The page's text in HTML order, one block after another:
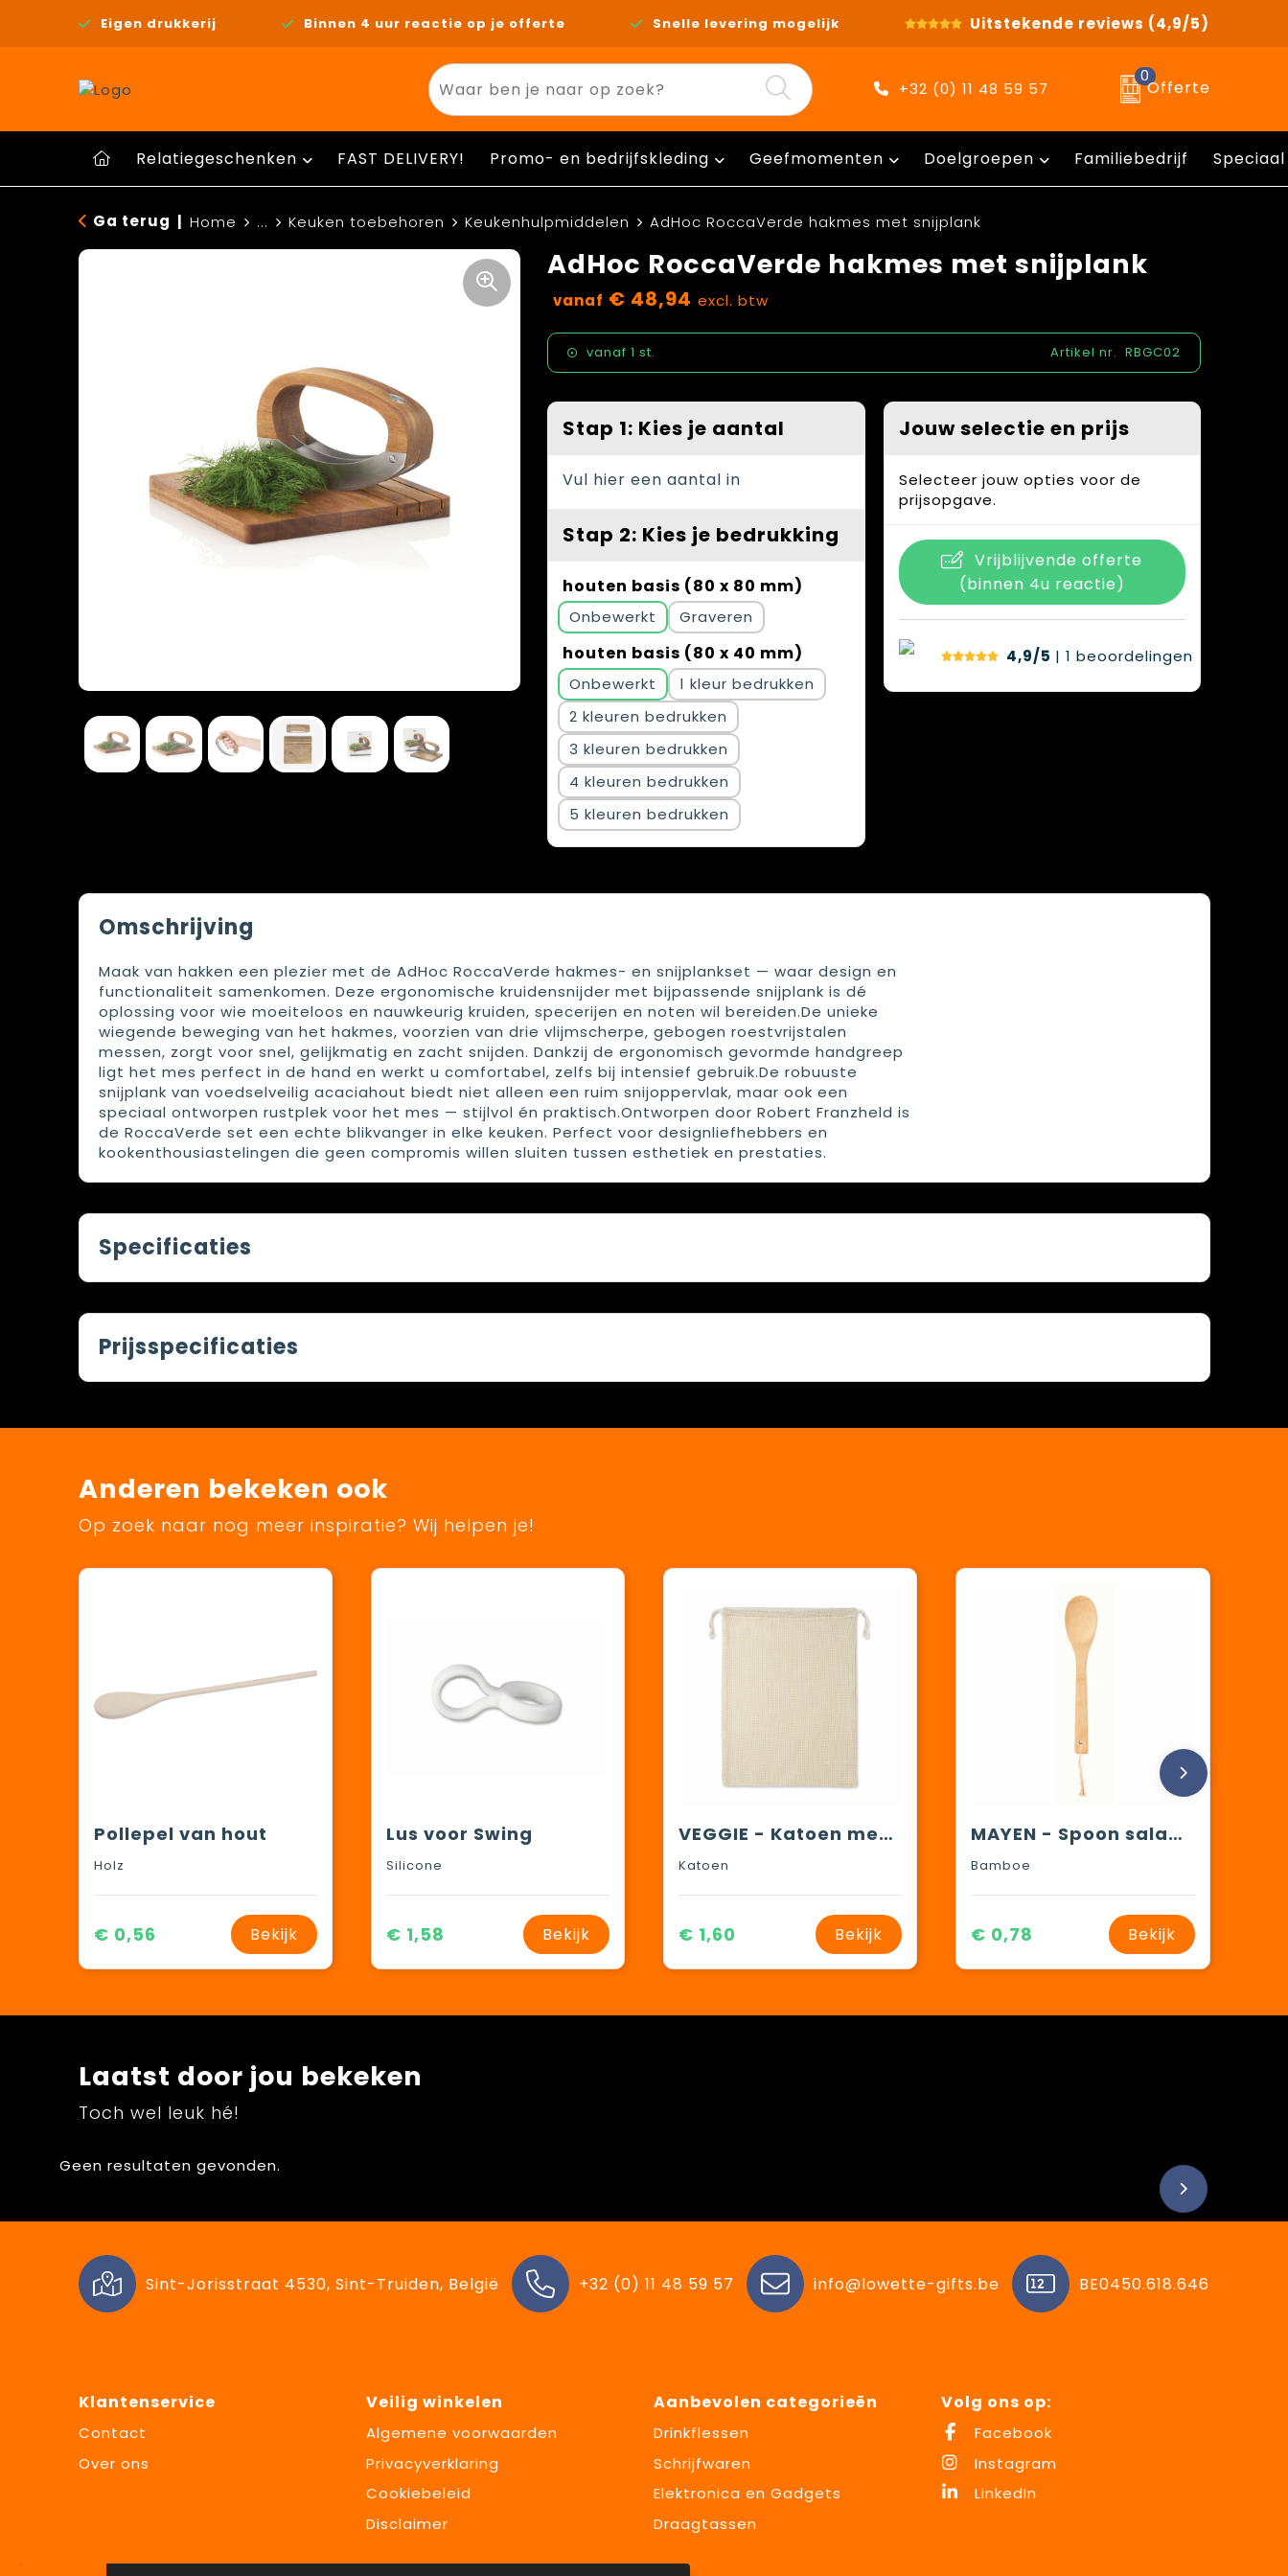
Eigen drukkerij Binnen 4 uur reactie op je offerte Snelle levering mogelijk Uitstekende reviews (4,9/5)
+32 (0) 11 48 59 57
0
Offerte
Relatiegeschenken FAST DELIVERY! Promo- en bedrijfskleding Geefmomenten Doelgroepen Familiebedrijf
Ga terug Home ... Keuken toebehoren Keukenhulpmiddelen AdHoc RoccaVerde hakmes met snijplank
AdHoc RoccaVerde hakmes met snijplank
vanaf € 48,94 excl. btw
vanaf 1 st. Artikel nr. RBGC02
Stap 1: Kies je aantal
Vul hier een aantal in
Stap 2: Kies je bedrukking
houten basis (80 x 80 mm)
Onbewerkt Graveren
houten basis (80 x 40 mm)
Onbewerkt
1
2
3
4
5
Jouw selectie en prijs
Selecteer jouw opties voor de
prijsopgave.
Vrijblijvende offerte
(binnen 4u reactie)
4,9/5 | 1 beoordelingen
Omschrijving
Maak van hakken een plezier met de AdHoc RoccaVerde hakmes- en snijplankset — waar design en
functionaliteit samenkomen. Deze ergonomische kruidensnijder met bijpassende snijplank is dé
oplossing voor wie moeiteloos en nauwkeurig kruiden, specerijen en noten wil bereiden.De unieke
wiegende beweging van het hakmes, voorzien van drie vlijmscherpe, gebogen roestvrijstalen
messen, zorgt voor snel, gelijkmatig en zacht snijden. Dankzij de ergonomisch gevormde handgreep
ligt het mes perfect in de hand en werkt u comfortabel, zelfs bij intensief gebruik.De robuuste
snijplank van voedselveilig acaciahout biedt niet alleen een ruim snijoppervlak, maar ook een
speciaal ontworpen rustplek voor het mes — stijlvol én praktisch.Ontworpen door Robert Franzheld is
de RoccaVerde set een echte blikvanger in elke keuken. Perfect voor designliefhebbers en
kookenthousiastelingen die geen compromis willen sluiten tussen esthetiek en prestaties.
Specificaties
Prijsspecificaties
Anderen bekeken ook
Op zoek naar nog meer inspiratie? Wij helpen je!
Pollepel van hout
Holz
€ 0,56 Bekijk
Lus voor Swing
Silicone
€ 1,58 Bekijk
VEGGIE - Katoen mesh voedselzak
Katoen
€ 1,60 Bekijk
MAYEN - Spoon salad bamboo
Bamboe
€ 0,78 Bekijk
Laatst door jou bekeken
Toch wel leuk hé!
Geen resultaten gevonden.
Sint-Jorisstraat 4530, Sint-Truiden, België +32 (0) 11 48 59 57 info@lowette-gifts.be BE0450.618.646
Klantenservice
Contact
Over ons
Veilig winkelen
Algemene voorwaarden
Privacyverklaring
Cookiebeleid
Disclaimer
Aanbevolen categorieën
Drinkflessen
Schrijfwaren
Elektronica en Gadgets
Draagtassen
Volg ons op:
Facebook
Instagram
LinkedIn